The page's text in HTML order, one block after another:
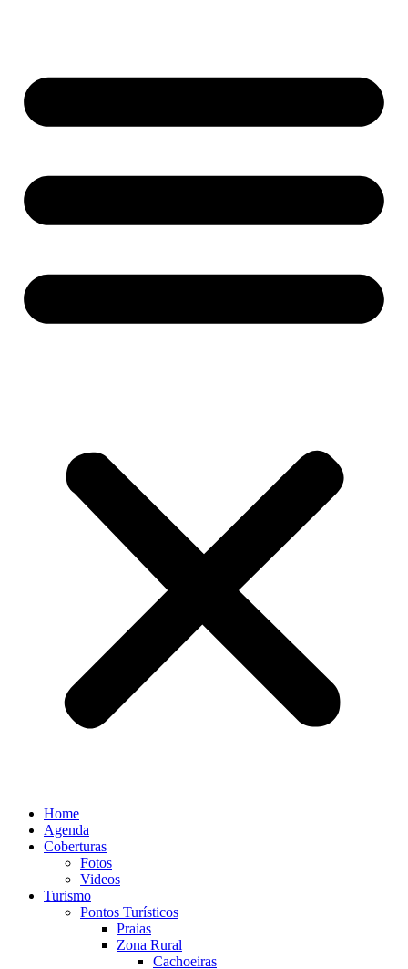
Home
Agenda
Coberturas
Fotos
Videos
Turismo
Pontos Turísticos
Praias
Zona Rural
Cachoeiras